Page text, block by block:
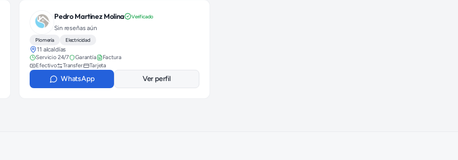
Pedro Martinez Molina Verificado
Sin reseñas aún
Plomería Electricidad
11 alcaldías
Servicio 24/7 Garantía
Factura
Efectivo
Transfer. Tarjeta
WhatsApp Ver perfil